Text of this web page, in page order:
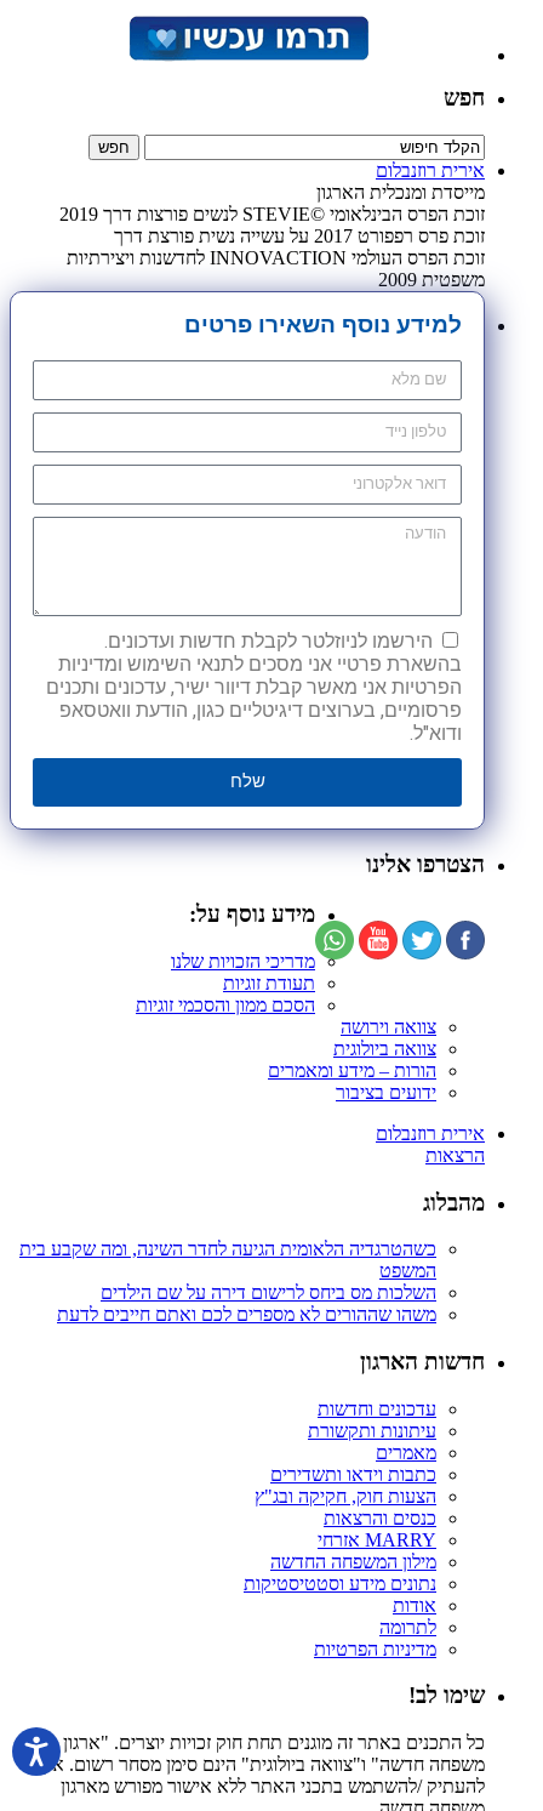
חפש
אירית רוזנבלום
מייסדת ומנכלית הארגון
זוכת הפרס הבינלאומי ©STEVIE לנשים פורצות דרך 2019
זוכת פרס רפפורט 2017 על עשייה נשית פורצת דרך
זוכת הפרס העולמי INNOVACTION לחדשנות ויצירתיות
משפטית 2009
למידע נוסף השאירו פרטים
הירשמו לניוזלטר לקבלת חדשות ועדכונים.
בהשארת פרטיי אני מסכים לתנאי השימוש ומדיניות
הפרטיות אני מאשר קבלת דיוור ישיר, עדכונים ותכנים
פרסומיים, בערוצים דיגיטליים כגון, הודעת וואטסאפ
ודוא"ל.
שלח
הצטרפו אלינו
מידע נוסף על:
מדריכי הזכויות שלנו
תעודת זוגיות
הסכם ממון והסכמי זוגיות
צוואה וירושה
צוואה ביולוגית
הורות – מידע ומאמרים
ידועים בציבור
אירית רוזנבלום
הרצאות
מהבלוג
כשהטרגדיה הלאומית הגיעה לחדר השינה, ומה שקבע בית
המשפט
השלכות מס ביחס לרישום דירה על שם הילדים
משהו שההורים לא מספרים לכם ואתם חייבים לדעת
חדשות הארגון
עדכונים וחדשות
עיתונות ותקשורת
מאמרים
כתבות וידאו ותשדירים
הצעות חוק, חקיקה ובג"ץ
כנסים והרצאות
MARRY אזרחי
מילון המשפחה החדשה
נתונים מידע וסטטיסטיקות
אודות
לתרומה
מדיניות הפרטיות
שימו לב!
כל התכנים באתר זה מוגנים תחת חוק זכויות יוצרים. "ארגון
משפחה חדשה" ו"צוואה ביולוגית" הינם סימן מסחר רשום. אין
להעתיק /להשתמש בתכני האתר ללא אישור מפורש מארגון